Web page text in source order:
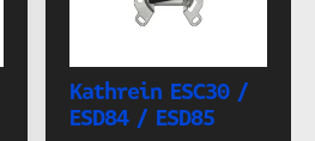
Kathrein ESC30 /
ESD84 / ESD85